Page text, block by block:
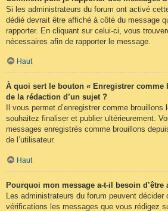
Si les administrateurs du forum ont activé
dédié devrait être affiché à côté du message
rapporter. En cliquant sur celui-ci, vous
nécessaires afin de rapporter le message.
Haut
À quoi sert le bouton « Enregistrer
de la rédaction d’un sujet ?
Il vous permet d’enregistrer comme
souhaitez finaliser et publier ultérieurement.
messages enregistrés comme brouillons
de l’utilisateur.
Haut
Pourquoi mon message a-t-il besoin d’être
Les administrateurs du forum peuvent décider
vérifications les messages que vous rédigez